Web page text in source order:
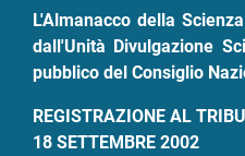
L'Almanacco della
dall'Unità Divulgazione
pubblico del Consiglio
REGISTRAZIONE AL
18 SETTEMBRE 2002